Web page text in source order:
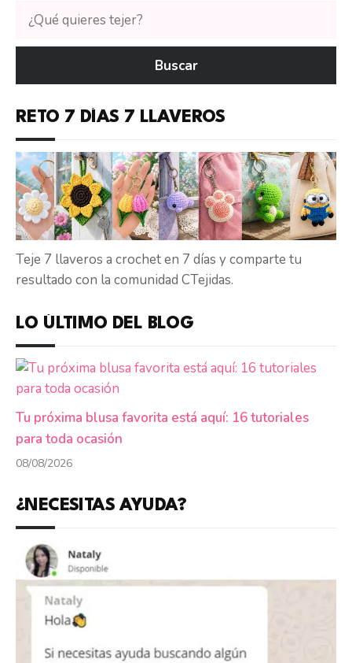
Buscar
tutoriales
en
Buscar
RETO 7 DÍAS 7 LLAVEROS
Teje 7 llaveros a crochet en 7 días y comparte tu
resultado con la comunidad CTejidas.
LO ÚLTIMO DEL BLOG
Tu próxima blusa favorita está aquí: 16 tutoriales
para toda ocasión
08/08/2026
¿NECESITAS AYUDA?